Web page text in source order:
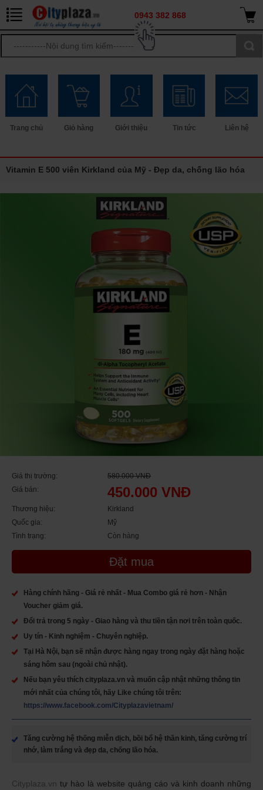
0943 382 868
Trang chủ Giỏ hàng Giới thiệu Tin tức Liên hệ
Vitamin E 500 viên Kirkland của Mỹ - Đẹp da, chống lão hóa
Giá thị trường:
580.000 VNĐ
Giá bán:
450.000 VNĐ
Thương hiệu:
Kirkland
Quốc gia:
Mỹ
Tình trạng:
Còn hàng
Đặt mua
Hàng chính hãng - Giá rẻ nhất - Mua Combo giá rẻ hơn - Nhận
Voucher giảm giá.
Đổi trả trong 5 ngày - Giao hàng và thu tiền tận nơi trên toàn quốc.
Uy tín - Kinh nghiệm - Chuyên nghiệp.
Tại Hà Nội, bạn sẽ nhận được hàng ngay trong ngày đặt hàng hoặc
sáng hôm sau (ngoài chủ nhật).
Nếu bạn yêu thích cityplaza.vn và muốn cập nhật những thông tin
mới nhất của chúng tôi, hãy Like chúng tôi trên:
https://www.facebook.com/Cityplazavietnam/
Tăng cường hệ thống miễn dịch, bồi bổ hệ thần kinh, tăng cường trí
nhớ, làm trắng và đẹp da, chống lão hóa.
Cityplaza.vn tự hào là website quảng cáo và kinh doanh những